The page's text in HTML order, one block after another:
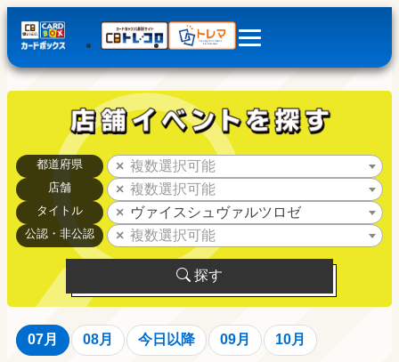
都道府県 複数選択可能
店舗 複数選択可能
タイトル ヴァイスシュヴァルツロゼ
公認・非公認 複数選択可能
探す
07月 08月 今日以降 09月 10月